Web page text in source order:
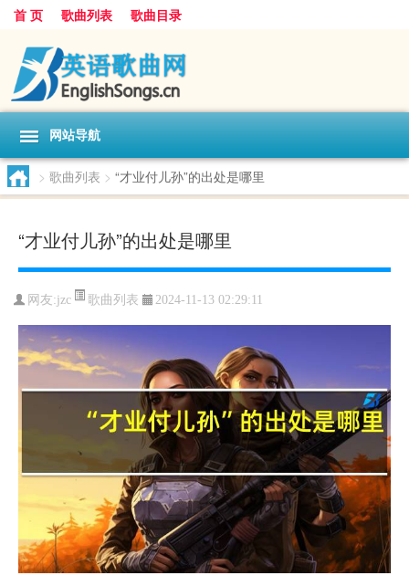
首 页 歌曲列表 歌曲目录
网站导航
> 歌曲列表 > “才业付儿孙”的出处是哪里
“才业付儿孙”的出处是哪里
网友:jzc 歌曲列表 2024-11-13 02:29:11